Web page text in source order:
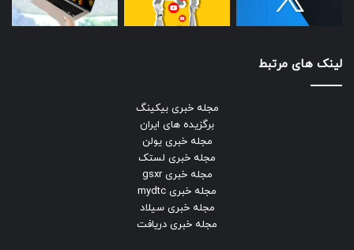
لینک های مرتبط
مجله خبری بیکینگ
برگزیده های ایران
مجله خبری یولن
مجله خبری لستک
مجله خبری gsxr
مجله خبری mydtc
مجله خبری سیلاد
مجله خبری دریافت